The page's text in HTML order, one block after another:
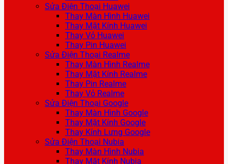
Sửa Điện Thoại Huawei
Thay Màn Hình Huawei
Thay Mặt Kính Huawei
Thay Vỏ Huawei
Thay Pin Huawei
Sửa Điện Thoại Realme
Thay Màn Hình Realme
Thay Mặt Kính Realme
Thay Pin Realme
Thay Vỏ Realme
Sửa Điện Thoại Google
Thay Màn Hình Google
Thay Mặt Kính Google
Thay Kính Lưng Google
Sửa Điện Thoại Nubia
Thay Màn Hình Nubia
Thay Mặt Kính Nubia